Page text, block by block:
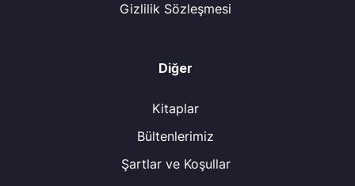
Gizlilik Sözleşmesi
Diğer
Kitaplar
Bültenlerimiz
Şartlar ve Koşullar